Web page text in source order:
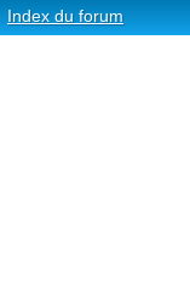
Index du forum